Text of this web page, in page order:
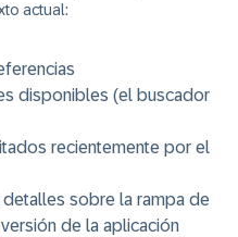
actual:
disponibles (el buscador
recientemente por el
detalles sobre la rampa de
de la aplicación